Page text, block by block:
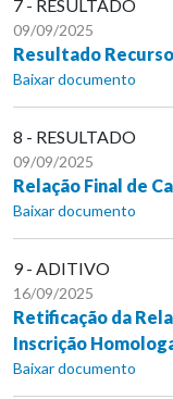
7 - RESULTADO
09/09/2025
Resultado
Baixar documento
8 - RESULTADO
09/09/2025
Relação Final de
Baixar documento
9 - ADITIVO
16/09/2025
Retificação da
Inscrição
Baixar documento